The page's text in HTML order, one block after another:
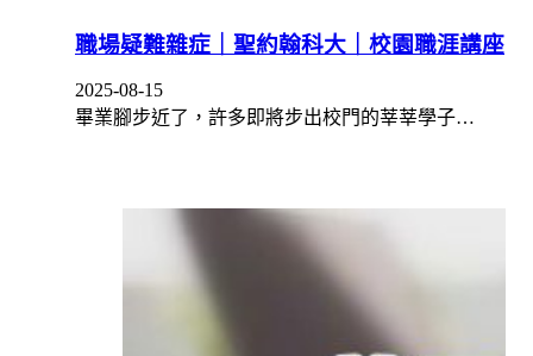
職場疑難雜症｜聖約翰科大｜校園職涯講座
2025-08-15
畢業腳步近了，許多即將步出校門的莘莘學子…